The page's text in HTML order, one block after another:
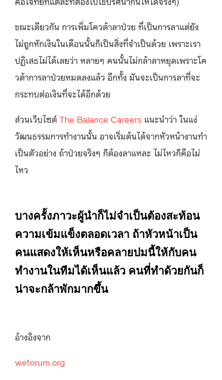
ขณะเดียวกัน การเพิ่มโควต้าลาป่วย ที่เป็นการลาแต่ยัง
ไม่ถูกหักเงินในเดือนนั้นก็เป็นสิ่งที่จำเป็นด้วย เพราะเรา
ปฏิเสธไม่ได้เลยว่า หลายๆ คนนั้นไม่กล้าลาหยุดเพราะโค
วต้าการลาป่วยหมดลงแล้ว อีกทั้ง มันจะเป็นการลาที่จะ
กระทบต่อเงินที่จะได้อีกด้วย
ส่วนเว็บไซต์ The Balance Careers แนะนำว่า ในแง่
วัฒนธรรมการทำงานนั้น อาจเริ่มต้นได้จากหัวหน้างานทำ
เป็นตัวอย่าง ถ้าป่วยจริงๆ ก็ต้องลาแหละ ไม่ไหวก็คือไม่
ไหว
บางครั้งภาวะผู้นำก็ไม่จำเป็นต้องสะท้อน
ความเข้มแข็งตลอดเวลา ถ้าหัวหน้าเป็น
คนแสดงให้เห็นหรือคลายปมนี้ให้กับคน
ทำงานในทีมได้เห็นแล้ว คนที่ทำด้วยกันก็
น่าจะกล้าพักมากขึ้น
อ้างอิงจาก
weforum.org